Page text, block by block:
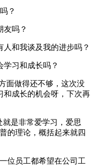
？
友吗？
人和我谈及我的进步吗？
学习和成长吗？
面做得还不够，这次没
和成长的机会呀，下次再
就是非常爱学习，爱思
的理论，概括起来就四
位员工都希望在公司工